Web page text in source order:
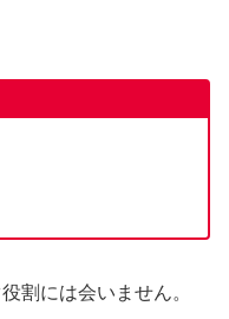
割には会いません。